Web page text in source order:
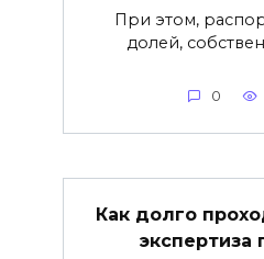
При этом,
долей,
0
Как долго
экспертиза